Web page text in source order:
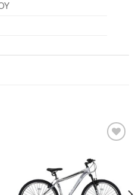
Favorilere
Ekle